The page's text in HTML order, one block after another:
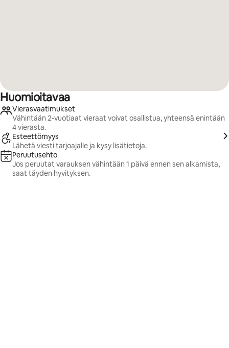
Huomioitavaa
Vierasvaatimukset
Vähintään 2-vuotiaat vieraat voivat osallistua, yhteensä enintään
4 vierasta.
Esteettömyys
Lähetä viesti tarjoajalle ja kysy lisätietoja.
Peruutusehto
Jos peruutat varauksen vähintään 1 päivä ennen sen alkamista,
saat täyden hyvityksen.